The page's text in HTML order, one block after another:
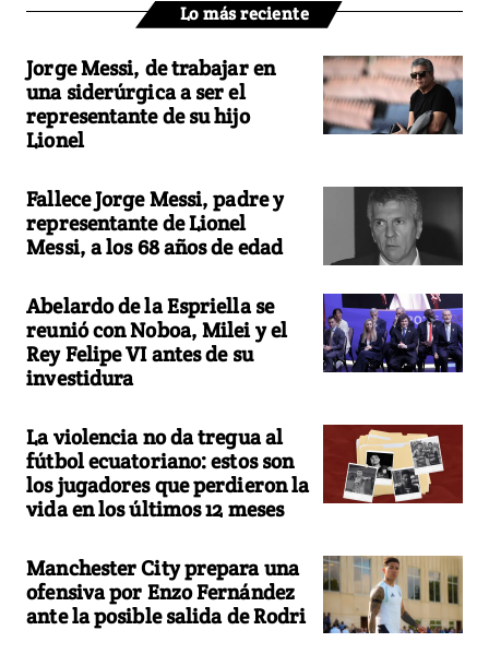
Lo más reciente
Jorge Messi, de trabajar en
una siderúrgica a ser el
representante de su hijo
Lionel
Fallece Jorge Messi, padre y
representante de Lionel
Messi, a los 68 años de edad
Abelardo de la Espriella se
reunió con Noboa, Milei y el
Rey Felipe VI antes de su
investidura
La violencia no da tregua al
fútbol ecuatoriano: estos son
los jugadores que perdieron la
vida en los últimos 12 meses
Manchester City prepara una
ofensiva por Enzo Fernández
ante la posible salida de Rodri